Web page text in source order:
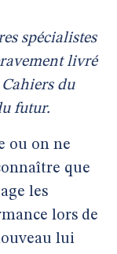
spécialistes
livré
du
futur.
ou on ne
que
les
lors de
lui